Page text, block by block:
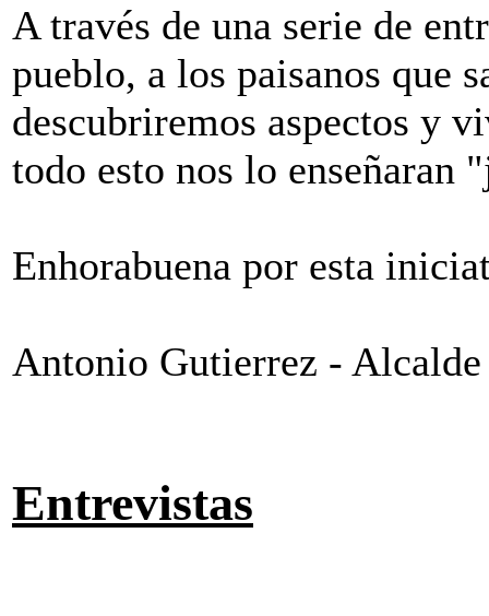
A través de una serie de
pueblo, a los paisanos que
descubriremos aspectos y
todo esto nos lo enseñaran
Enhorabuena por esta
Antonio Gutierrez - Alcalde
Entrevistas